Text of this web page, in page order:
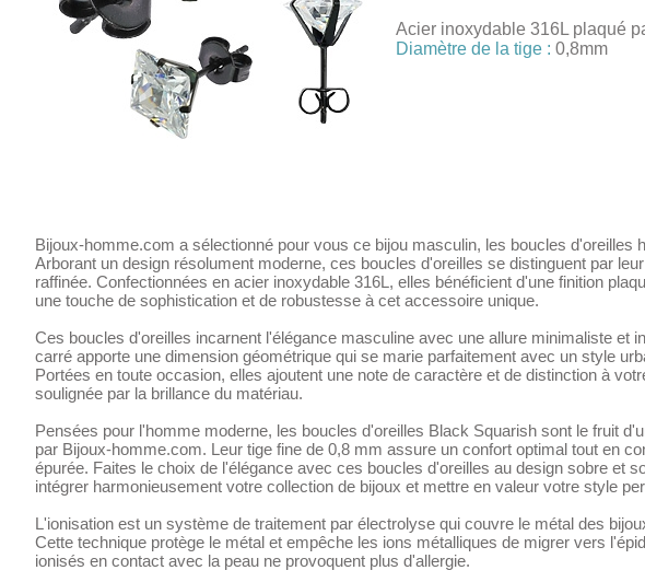
Acier inoxydable 316L plaqué
Diamètre de la tige : 0,8mm
Bijoux-homme.com a sélectionné pour vous ce bijou masculin, les boucles d'oreilles
Arborant un design résolument moderne, ces boucles d'oreilles se distinguent par
raffinée. Confectionnées en acier inoxydable 316L, elles bénéficient d'une finition
une touche de sophistication et de robustesse à cet accessoire unique.
Ces boucles d'oreilles incarnent l'élégance masculine avec une allure minimaliste et
carré apporte une dimension géométrique qui se marie parfaitement avec un style
Portées en toute occasion, elles ajoutent une note de caractère et de distinction à
soulignée par la brillance du matériau.
Pensées pour l'homme moderne, les boucles d'oreilles Black Squarish sont le fruit
par Bijoux-homme.com. Leur tige fine de 0,8 mm assure un confort optimal tout en
épurée. Faites le choix de l'élégance avec ces boucles d'oreilles au design sobre et
intégrer harmonieusement votre collection de bijoux et mettre en valeur votre style
L'ionisation est un système de traitement par électrolyse qui couvre le métal des
Cette technique protège le métal et empêche les ions métalliques de migrer vers
ionisés en contact avec la peau ne provoquent plus d'allergie.